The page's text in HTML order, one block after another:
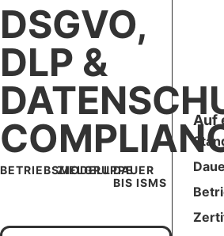
DSGVO,
DLP &
BETRIEBSMODELL
ZIELGRUPPEDAUER
BIS ISMS
Auf